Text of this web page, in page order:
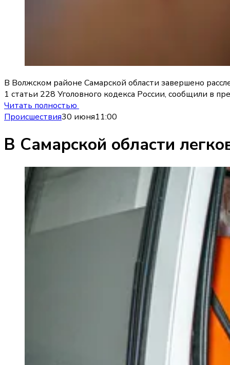
В Волжском районе Самарской области завершено
1 статьи 228 Уголовного кодекса России, сообщили в
Читать полностью
Происшествия30 июня11:00
В Самарской области